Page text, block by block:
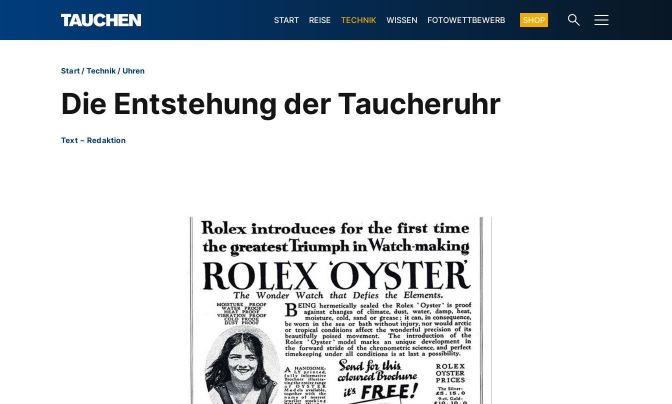
START REISE TECHNIK WISSEN FOTOWETTBEWERB SHOP
Start/ Technik/ Uhren
Die Entstehung der Taucheruhr
Text – Redaktion